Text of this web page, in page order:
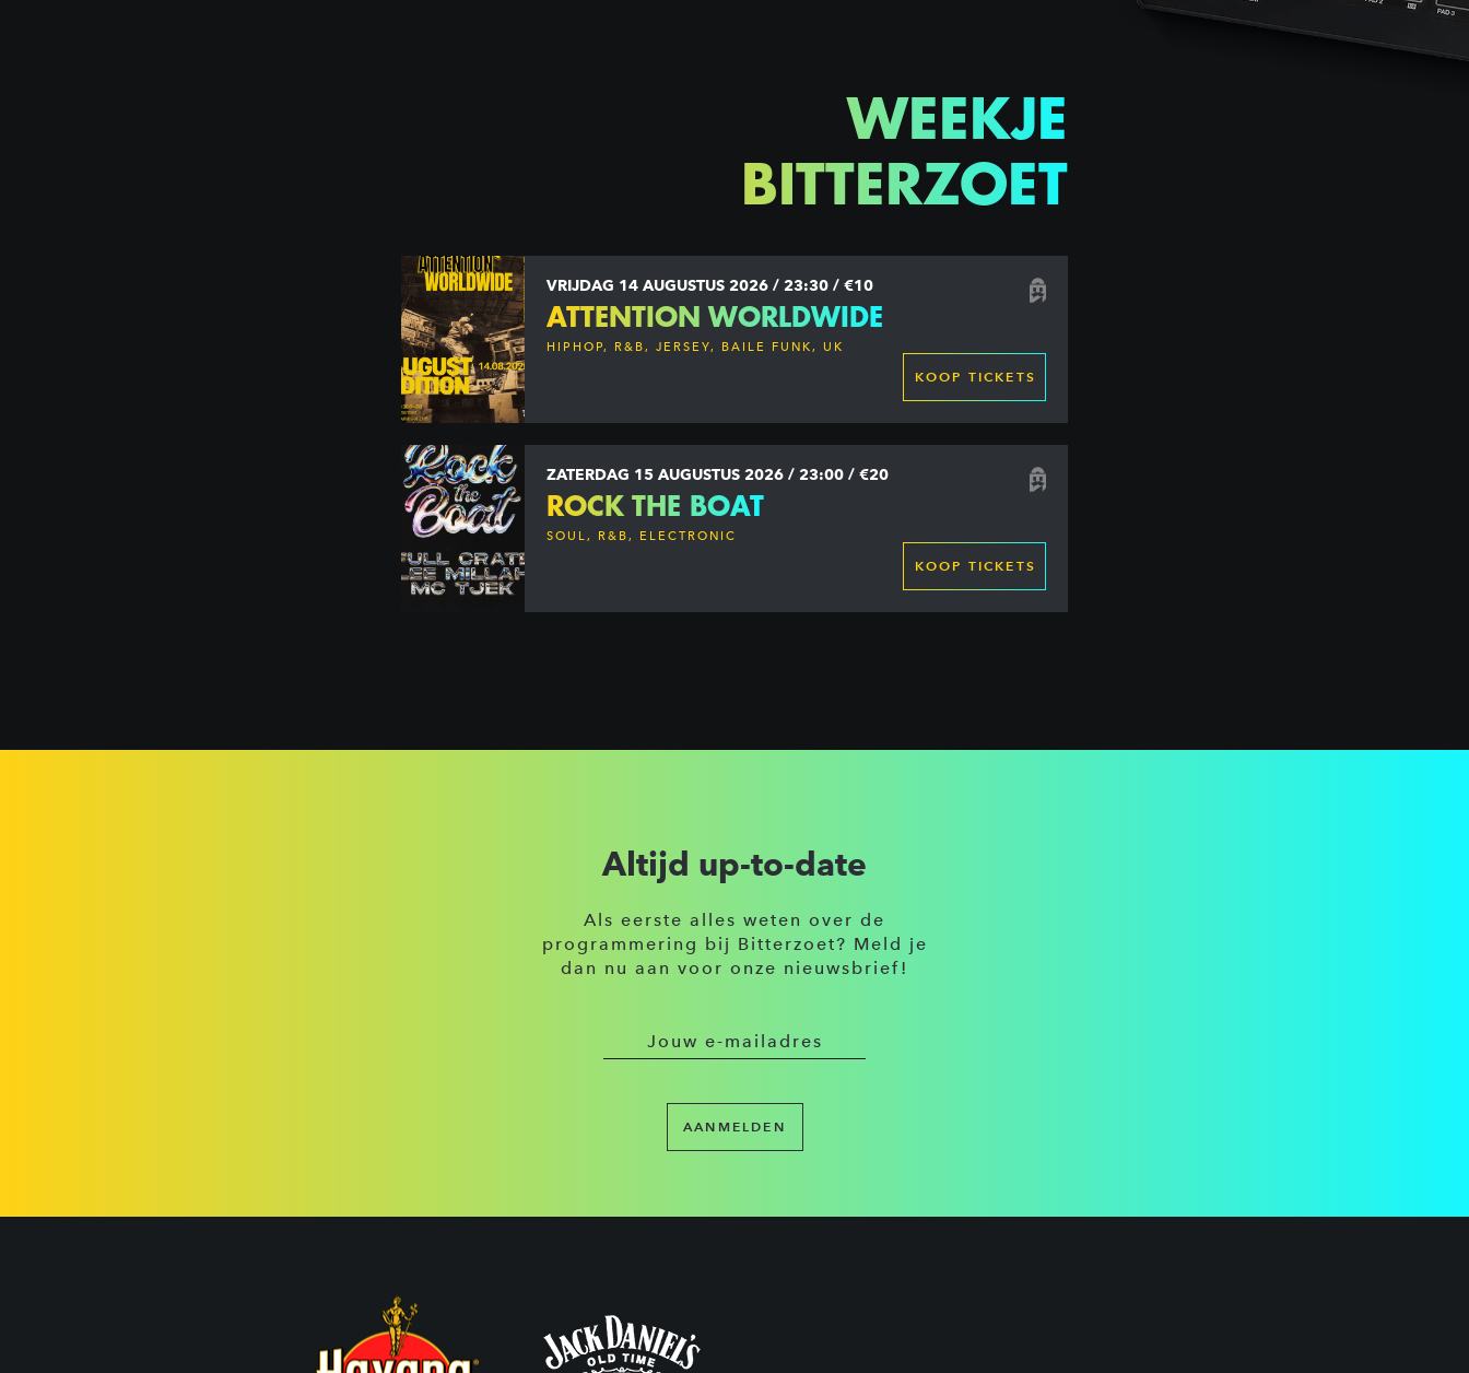
WEEKJE
BITTERZOET
VRIJDAG 14 AUGUSTUS 2026 / 23:30 / €10
ATTENTION WORLDWIDE
HIPHOP, R&B, JERSEY, BAILE FUNK, UK
KOOP TICKETS
ZATERDAG 15 AUGUSTUS 2026 / 23:00 / €20
ROCK THE BOAT
SOUL, R&B, ELECTRONIC
KOOP TICKETS
Altijd up-to-date
Als eerste alles weten over de
programmering bij Bitterzoet? Meld je
dan nu aan voor onze nieuwsbrief!
AANMELDEN